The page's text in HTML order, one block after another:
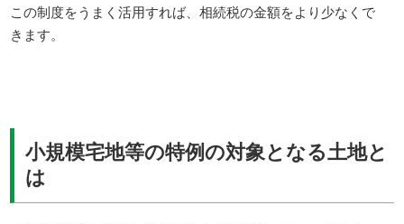
この制度をうまく活用すれば、相続税の金額をより少なくで
きます。
小規模宅地等の特例の対象となる土地と
は